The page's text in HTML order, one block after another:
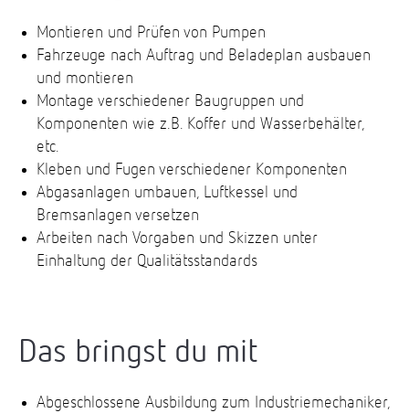
Montieren und Prüfen von Pumpen
Fahrzeuge nach Auftrag und Beladeplan ausbauen
und montieren
Montage verschiedener Baugruppen und
Komponenten wie z.B. Koffer und Wasserbehälter,
etc.
Kleben und Fugen verschiedener Komponenten
Abgasanlagen umbauen, Luftkessel und
Bremsanlagen versetzen
Arbeiten nach Vorgaben und Skizzen unter
Einhaltung der Qualitätsstandards
Das bringst du mit
Abgeschlossene Ausbildung zum Industriemechaniker,